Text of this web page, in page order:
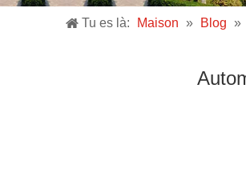
Tu es là: Maison » Blog »